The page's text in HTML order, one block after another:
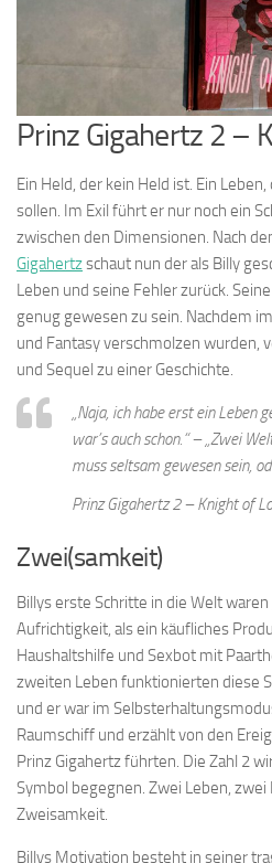
Prinz Gigahertz 2 –
Ein Held, der kein Held ist. Ein
sollen. Im Exil führt er nur noch ein
zwischen den Dimensionen. Nach
Gigahertzschaut nun der als Billy
Leben und seine Fehler zurück.
genug gewesen zu sein. Nachdem
und Fantasy verschmolzen wurden,
und Sequel zu einer Geschichte.
„Naja, ich habe erst ein Leben
war’s auch schon.“ – „Zwei
muss seltsam gewesen sein,
Prinz Gigahertz 2 – Knight of
Zwei(samkeit)
Billys erste Schritte in die Welt
Aufrichtigkeit, als ein käufliches
Haushaltshilfe und Sexbot mit
zweiten Leben funktionierten diese
und er war im
Raumschiff und erzählt von den
Prinz Gigahertz führten. Die Zahl 2
Symbol begegnen. Zwei Leben,
Zweisamkeit.
Billys Motivation besteht in seiner